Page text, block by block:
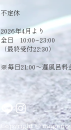
​不定休
2026年4月より
全日 10:00~23:00
（最終受付22:30）
​※毎日21:00～遅風呂料
Copyright ©